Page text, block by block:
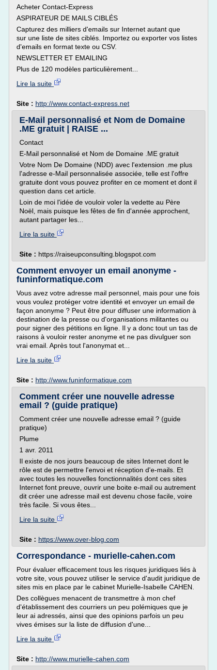
Acheter Contact-Express
ASPIRATEUR DE MAILS CIBLÉS
Capturez des milliers d'emails sur Internet autant que
sur une liste de sites ciblés. Importez ou exporter vos listes
d'emails en format texte ou CSV.
NEWSLETTER ET EMAILING
Plus de 120 modèles particulièrement...
Lire la suite
Site : http://www.contact-express.net
E-Mail personnalisé et Nom de Domaine
.ME gratuit | RAISE ...
Contact
E-Mail personnalisé et Nom de Domaine .ME gratuit
Votre Nom De Domaine (NDD) avec l'extension .me plus
l'adresse e-Mail personnalisée associée, telle est l'offre
gratuite dont vous pouvez profiter en ce moment et dont il
question dans cet article.
Loin de moi l'idée de vouloir voler la vedette au Père
Noël, mais puisque les fêtes de fin d'année approchent,
autant partager les...
Lire la suite
Site : https://raiseupconsulting.blogspot.com
Comment envoyer un email anonyme -
funinformatique.com
Vous avez votre adresse mail personnel, mais pour une fois
vous voulez protéger votre identité et envoyer un email de
façon anonyme ? Peut être pour diffuser une information à
destination de la presse ou d'organisations militantes ou
pour signer des pétitions en ligne. Il y a donc tout un tas de
raisons à vouloir rester anonyme et ne pas divulguer son
vrai email. Après tout l'anonymat et...
Lire la suite
Site : http://www.funinformatique.com
Comment créer une nouvelle adresse
email ? (guide pratique)
Comment créer une nouvelle adresse email ? (guide
pratique)
Plume
1 avr. 2011
Il existe de nos jours beaucoup de sites Internet dont le
rôle est de permettre l'envoi et réception d'e-mails. Et
avec toutes les nouvelles fonctionnalités dont ces sites
Internet font preuve, ouvrir une boite e-mail ou autrement
dit créer une adresse mail est devenu chose facile, voire
très facile. Si vous êtes...
Lire la suite
Site : https://www.over-blog.com
Correspondance - murielle-cahen.com
Pour évaluer efficacement tous les risques juridiques liés à
votre site, vous pouvez utiliser le service d'audit juridique de
sites mis en place par le cabinet Murielle-Isabelle CAHEN.
Des collègues menacent de transmettre à mon chef
d'établissement des courriers un peu polémiques que je
leur ai adressés, ainsi que des opinions parfois un peu
vives émises sur la liste de diffusion d'une...
Lire la suite
Site : http://www.murielle-cahen.com